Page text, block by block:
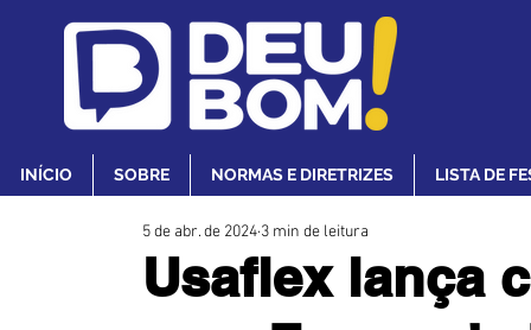
INÍCIO SOBRE NORMAS E DIRETRIZES LISTA DE
Usaflex lança
5 de abr. de 2024 3 min de leitura